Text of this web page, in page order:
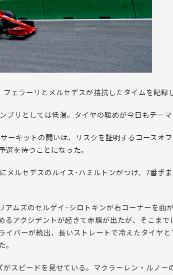
ェラーリとメルセデスが拮抗したタイムを記録
リとしては低温。タイヤの暖めが今日もテーマ
ーキットの闘いは、リスクを証明するコースオ
選を待つことになった。
メルセデスのルイス･ハミルトンがつけ、7番手
ムズのセルゲイ･シロトキンが右コーナーを曲
アクシデントが起きて赤旗が出たが、そこまで
イバーが続出、長いストレートで冷えたタイヤと
。
スピードを見せている。 マクラーレン・ルノー